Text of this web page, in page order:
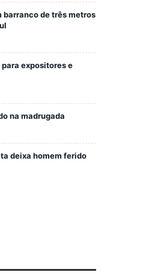
de três metros
expositores e
na madrugada
deixa homem ferido